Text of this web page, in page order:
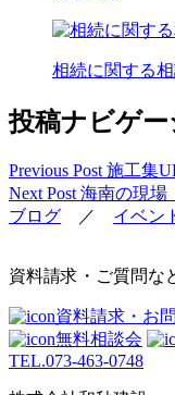
相続に関する
投稿ナビゲー
Previous Post施工集
Next Post海南の現
ブログ ／ イベン
資料請求・ご質問な
資料請求・お
無料相談会
TEL.073-463-0748